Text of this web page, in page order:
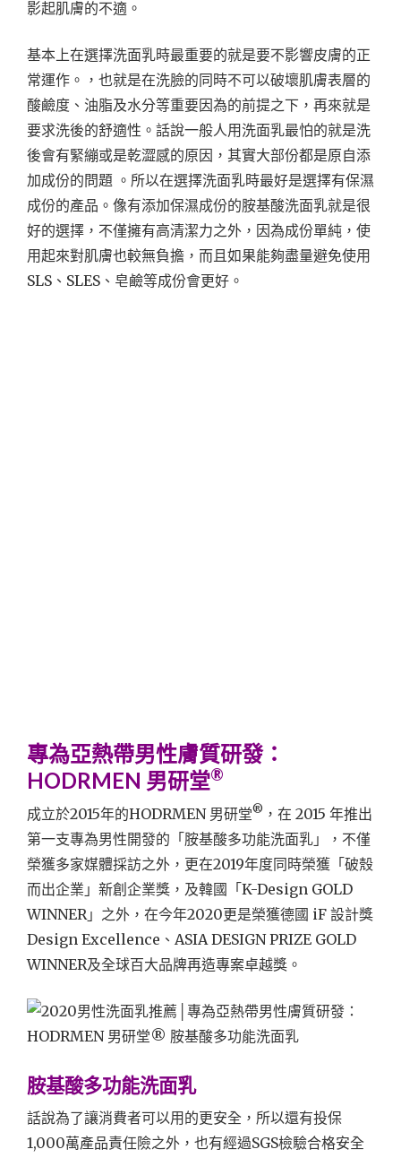
影起肌膚的不適。
基本上在選擇洗面乳時最重要的就是要不影響皮膚的正
常運作。，也就是在洗臉的同時不可以破壞肌膚表層的
酸鹼度、油脂及水分等重要因為的前提之下，再來就是
要求洗後的舒適性。話說一般人用洗面乳最怕的就是洗
後會有緊繃或是乾澀感的原因，其實大部份都是原自添
加成份的問題 。所以在選擇洗面乳時最好是選擇有保濕
成份的產品。像有添加保濕成份的胺基酸洗面乳就是很
好的選擇，不僅擁有高清潔力之外，因為成份單純，使
用起來對肌膚也較無負擔，而且如果能夠盡量避免使用
SLS、SLES、皂鹼等成份會更好。
專為亞熱帶男性膚質研發：
HODRMEN 男研堂®
成立於2015年的HODRMEN 男研堂® ，在 2015 年推出
第一支專為男性開發的「胺基酸多功能洗面乳」，不僅
榮獲多家媒體採訪之外，更在2019年度同時榮獲「破殼
而出企業」新創企業獎，及韓國「K-Design GOLD
WINNER」之外，在今年2020更是榮獲德國 iF 設計獎
Design Excellence、ASIA DESIGN PRIZE GOLD
WINNER及全球百大品牌再造專案卓越獎。
胺基酸多功能洗面乳
話說為了讓消費者可以用的更安全，所以還有投保
1,000萬產品責任險之外，也有經過SGS檢驗合格安全